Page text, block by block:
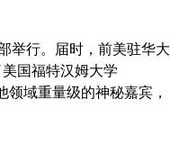
举行。届时，前美驻华大
国福特汉姆大学
域重量级的神秘嘉宾，